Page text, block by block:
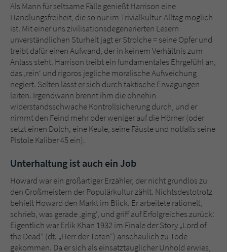
Als Mann für seltsame Fälle genießt Harrison eine
Handlungsfreiheit, die so nur im Trivialkultur-Alltag möglich
ist. Mit einer uns zivilisationsdegenerierten Lesern
unverständlichen Sturheit jagt er Strolche = seine Opfer und
treibt dafür einen Aufwand, der in keinem Verhältnis zum
Anlass steht. Harrison treibt ein fundamentales Ehrgefühl an,
das ‚rein‘ und rigoros jegliche moralische Aufweichung
negiert. Selten lässt er sich durch taktische Erwägungen
leiten. Irgendwann brennt ihm die ohnehin
widerstandsschwache Kontrollsicherung durch, und er
nimmt den Feind mehr oder weniger auf die Hörner (oder
setzt einen Dolch, eine Keule, seine Fäuste und notfalls seine
Pistole Kaliber 45 ein).
Unterhaltung ist auch ein Job
Howard war ein großartiger Erzähler, der nicht grundlos zu
den Großmeistern der Populärkultur zählt. Nichtsdestotrotz
behielt Howard den Markt im Blick. Er arbeitete rationell,
schrieb, was gerade ‚ging‘, und griff auf Erfolgreiches zurück:
Eigentlich war Erlik Khan 1932 im Finale der Story „Lord of
the Dead“ (dt. „Herr der Toten“) anschaulich zu Tode
gekommen. Da er sich als einsatztauglicher Unhold erwies,